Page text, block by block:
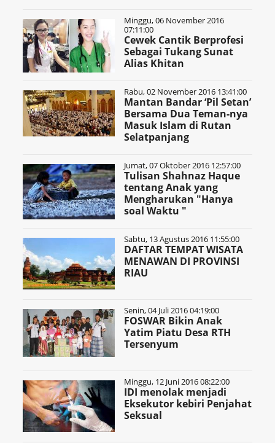
Minggu, 06 November 2016
07:11:00
Cewek Cantik Berprofesi
Sebagai Tukang Sunat
Alias Khitan
Rabu, 02 November 2016 13:41:00
Mantan Bandar ‘Pil Setan’
Bersama Dua Teman-nya
Masuk Islam di Rutan
Selatpanjang
Jumat, 07 Oktober 2016 12:57:00
Tulisan Shahnaz Haque
tentang Anak yang
Mengharukan "Hanya
soal Waktu "
Sabtu, 13 Agustus 2016 11:55:00
DAFTAR TEMPAT WISATA
MENAWAN DI PROVINSI
RIAU
Senin, 04 Juli 2016 04:19:00
FOSWAR Bikin Anak
Yatim Piatu Desa RTH
Tersenyum
Minggu, 12 Juni 2016 08:22:00
IDI menolak menjadi
Eksekutor kebiri Penjahat
Seksual